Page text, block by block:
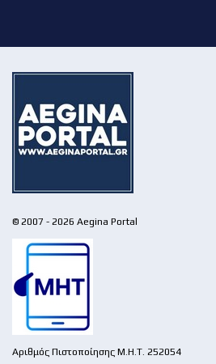
© 2007 - 2026 Aegina Portal
Αριθμός Πιστοποίησης Μ.Η.Τ. 252054